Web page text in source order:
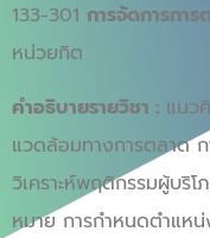
133-301 การจัดการการ
หน่วยกิต
คำอธิบายรายวิชา : แนว
แวดล้อมทางการตลาด ก
วิเคราะห์พฤติกรรมผู้บริ
หมาย การกำหนดตำแ